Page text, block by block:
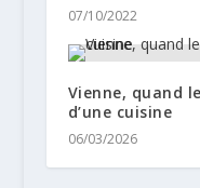
07/10/2022
Vienne, quand
d’une cuisine
06/03/2026